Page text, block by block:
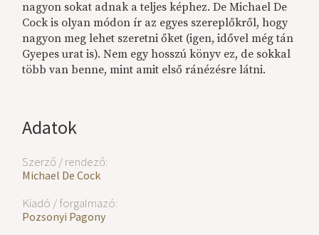
Adatok
Szerző / rendező:
Michael De Cock
Kiadó / forgalmazó:
Pozsonyi Pagony
nagyon sokat adnak a teljes képhez. De Michael De
Cock is olyan módon ír az egyes szereplőkről, hogy
nagyon meg lehet szeretni őket (igen, idővel még tán
Gyepes urat is). Nem egy hosszú könyv ez, de sokkal
több van benne, mint amit első ránézésre látni.